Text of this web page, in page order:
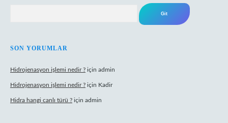
SON YORUMLAR
Hidrojenasyon işlemi nedir ? için admin
Hidrojenasyon işlemi nedir ? için Kadir
Hidra hangi canlı türü ? için admin